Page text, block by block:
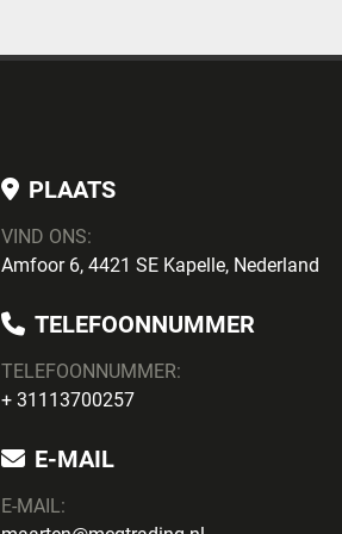
PLAATS
VIND ONS:
Amfoor 6, 4421 SE Kapelle, Nederland
TELEFOONNUMMER
TELEFOONNUMMER:
+ 31113700257
E-MAIL
E-MAIL: